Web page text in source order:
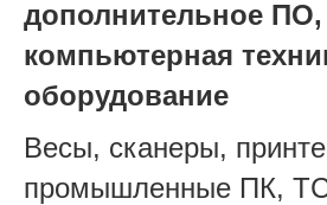
дополнительное ПО,
компьютерная
оборудование
Весы, сканеры,
промышленные ПК,